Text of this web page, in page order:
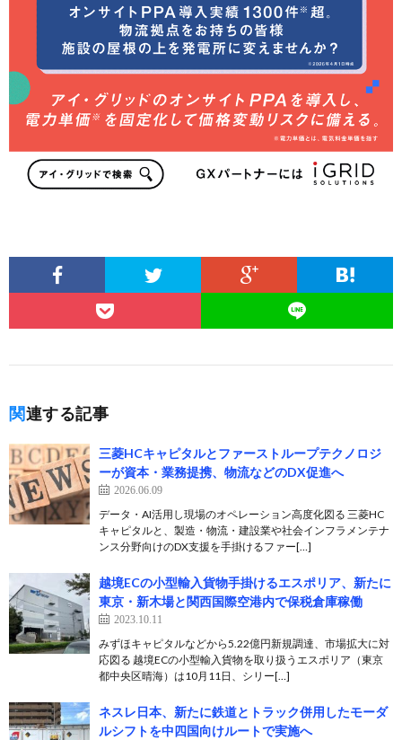
関連する記事
三菱HCキャピタルとファーストループテクノロジ
ーが資本・業務提携、物流などのDX促進へ
2026.06.09
データ・AI活用し現場のオペレーション高度化図る 三菱HC
キャピタルと、製造・物流・建設業や社会インフラメンテナ
ンス分野向けのDX支援を手掛けるファー[…]
越境ECの小型輸入貨物手掛けるエスポリア、新たに
東京・新木場と関西国際空港内で保税倉庫稼働
2023.10.11
みずほキャピタルなどから5.22億円新規調達、市場拡大に対
応図る 越境ECの小型輸入貨物を取り扱うエスポリア（東京
都中央区晴海）は10月11日、シリー[…]
ネスレ日本、新たに鉄道とトラック併用したモーダ
ルシフトを中四国向けルートで実施へ